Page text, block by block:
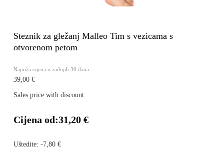
Steznik za gležanj Malleo Tim s vezicama s
otvorenom petom
Najniža cijena u zadnjih 30 dana
39,00 €
Sales price with discount:
Cijena od:31,20 €
Uštedite: -7,80 €